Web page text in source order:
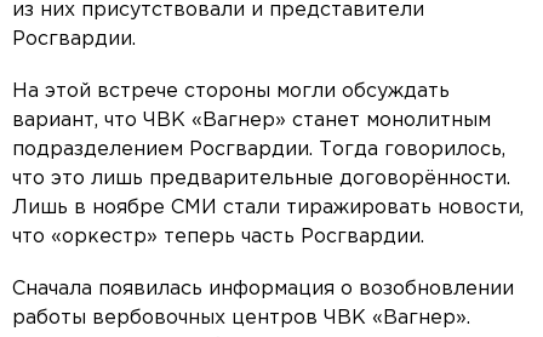
из них присутствовали и представители
Росгвардии.
На этой встрече стороны могли обсуждать
вариант, что ЧВК «Вагнер» станет монолитным
подразделением Росгвардии. Тогда говорилось,
что это лишь предварительные договорённости.
Лишь в ноябре СМИ стали тиражировать новости,
что «оркестр» теперь часть Росгвардии.
Сначала появилась информация о возобновлении
работы вербовочных центров ЧВК «Вагнер».